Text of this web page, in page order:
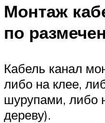
Монтаж
по
Кабель канал
либо на клее,
шурупами, либо
дереву).